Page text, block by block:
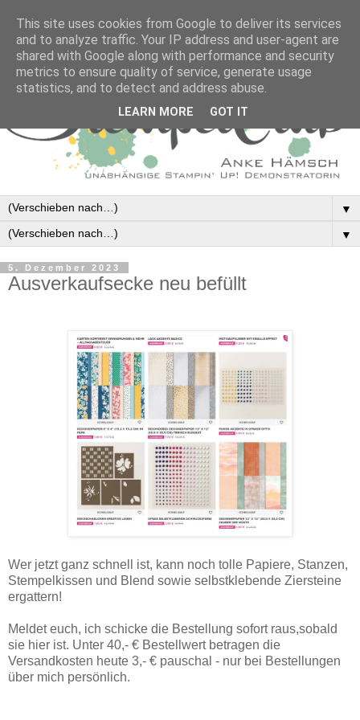
▼
▼
5. Dezember 2023
Ausverkaufsecke neu befüllt
Wer jetzt ganz schnell ist, kann noch tolle Papiere, Stanzen,
Stempelkissen und Blend sowie selbstklebende Ziersteine
ergattern!
Meldet euch, ich schicke die Bestellung sofort raus,sobald
sie hier ist. Unter 40,- € Bestellwert betragen die
Versandkosten heute 3,- € pauschal - nur bei Bestellungen
über mich persönlich.
This site uses cookies from Google to deliver its services
and to analyze traffic. Your IP address and user-agent are
shared with Google along with performance and security
metrics to ensure quality of service, generate usage
statistics, and to detect and address abuse.
LEARN MORE GOT IT